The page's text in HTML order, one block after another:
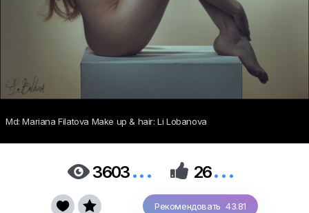
Md: Mariana Filatova Make up & hair: Li Lobanova
3603...  26...
Рекомендовать 43.81
 